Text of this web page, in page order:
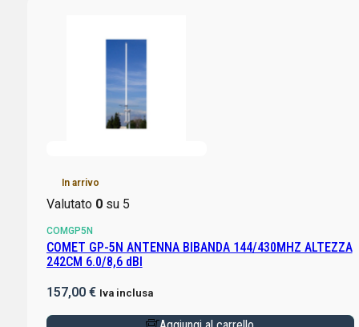
In arrivo
Valutato 0su 5
COMGP5N
COMET GP-5N ANTENNA BIBANDA 144/430MHZ ALTEZZA
242CM 6.0/8,6 dBI
157,00 € Iva inclusa